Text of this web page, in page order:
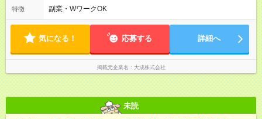
特徴 副業・WワークOK
気になる！ 応募する 詳細へ
掲載元企業名 大成株式会社
未読